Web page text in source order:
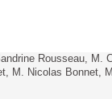
Rousseau, M.
M. Nicolas Bonnet,